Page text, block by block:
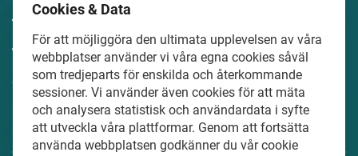
värdefulla berättelser och reportage
från och om det lokala näringslivet och
dess aktörer samt en hel del annan
läsvärt innehåll.
Cookies & Data
För att möjliggöra den ultimata upplevelsen av våra
webbplatser använder vi våra egna cookies såväl
som tredjeparts för enskilda och återkommande
sessioner. Vi använder även cookies för att mäta
och analysera statistisk och användardata i syfte
att utveckla våra plattformar. Genom att fortsätta
använda webbplatsen godkänner du vår cookie